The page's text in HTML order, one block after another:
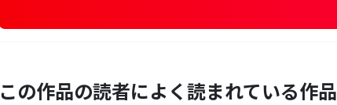
この作品の読者によく読まれている作品